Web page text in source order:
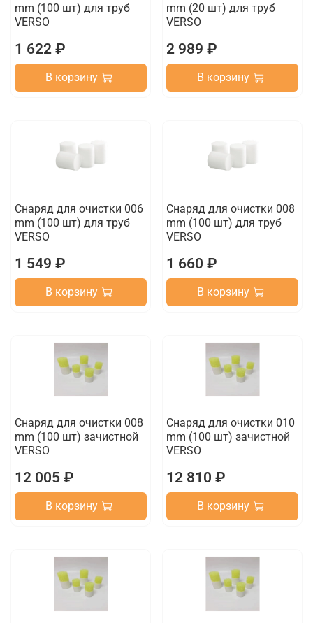
mm (100 шт) для труб
VERSO
1 622 ₽
В корзину
mm (20 шт) для труб
VERSO
2 989 ₽
В корзину
Снаряд для очистки 006
mm (100 шт) для труб
VERSO
1 549 ₽
В корзину
Снаряд для очистки 008
mm (100 шт) для труб
VERSO
1 660 ₽
В корзину
Снаряд для очистки 008
mm (100 шт) зачистной
VERSO
12 005 ₽
В корзину
Снаряд для очистки 010
mm (100 шт) зачистной
VERSO
12 810 ₽
В корзину